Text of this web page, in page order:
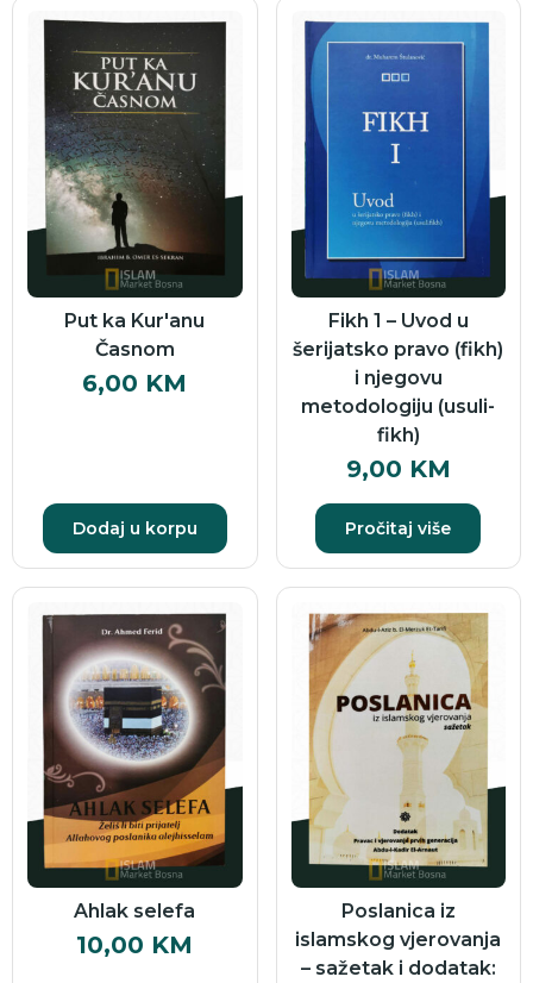
Put ka Kur'anu
Časnom
6,00 KM
Dodaj u korpu
Fikh 1 – Uvod u
šerijatsko pravo (fikh)
i njegovu
metodologiju (usuli-
fikh)
9,00 KM
Pročitaj više
Ahlak selefa
10,00 KM
Poslanica iz
islamskog vjerovanja
– sažetak i dodatak: